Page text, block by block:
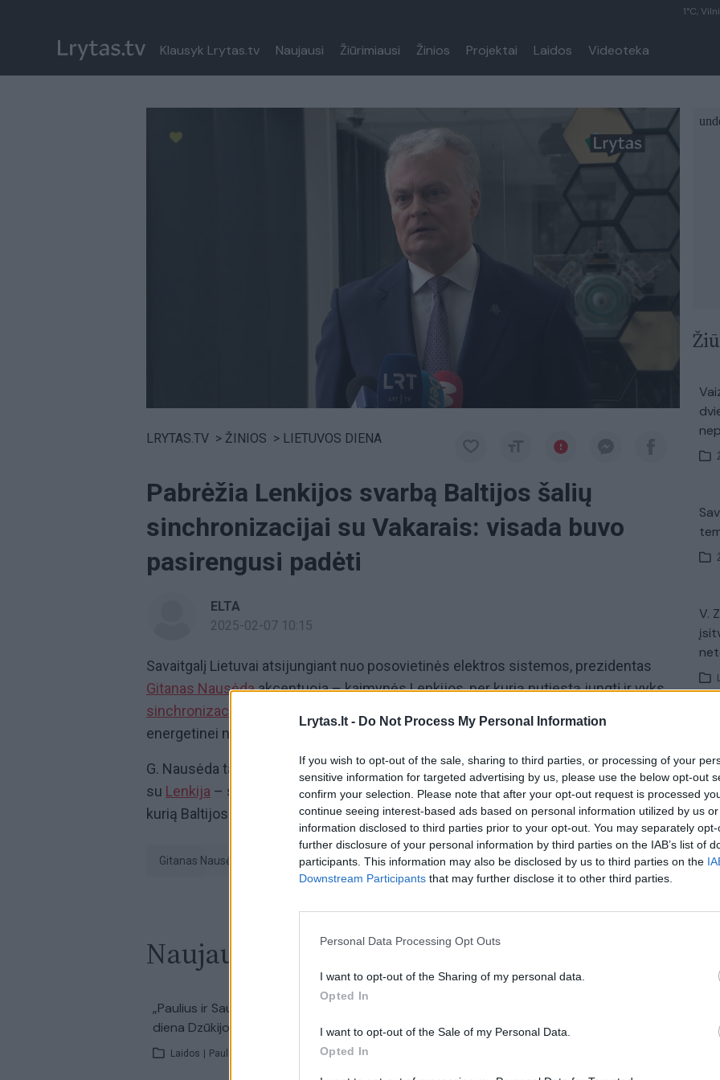
Lrytas.lt - Do Not Process My Personal Information
If you wish to opt-out of the sale, sharing to third parties, or processing of your
sensitive information for targeted advertising by us, please use the below opt-out
confirm your selection. Please note that after your opt-out request is processed
continue seeing interest-based ads based on personal information utilized by us
information disclosed to third parties prior to your opt-out. You may separately
further disclosure of your personal information by third parties on the IAB’s list of
participants. This information may also be disclosed by us to third parties on the
Downstream Participants that may further disclose it to other third parties.
Personal Data Processing Opt Outs
I want to opt-out of the Sharing of my personal data.
Opted In
I want to opt-out of the Sale of my Personal Data.
Opted In
1°C,
Klausyk Lrytas.tv Naujausi Žiūrimiausi Žinios Projektai Laidos Videoteka
LRYTAS.TV > ŽINIOS > LIETUVOS DIENA
Pabrėžia Lenkijos svarbą Baltijos šalių
sinchronizacijai su Vakarais: visada buvo
pasirengusi padėti
ELTA
2025-02-07 10:15
Savaitgalį Lietuvai atsijungiant nuo posovietinės elektros sistemos, prezidentas
Gitanas Nausėdaakcentuoja – kaimynės Lenkijos, per kurią nutiestą jungtį ir vyks
sinchronizacija
energetinei nepriklausomybei užtikrinti.
G. Nausėda taip pat pridūrė, jog itin reikšmingi ir kiti tarptautiniai Lietuvos projektai
su Lenkija – strateginis dujotiekis GIPL, „LitPol Link“ sausumos elektros jungtis, per
kurią Baltijos šalys ir prisijungs prie kontinentinės Europos elektros tinklų.
Gitanas Nausėda Lenkija sinchronizacija BRELL Baltijos šalys
Naujausi įrašai
00:22:15
„Paulius ir Saulius“ – ypatingai karšta
diena Dzūkijos ežere ir aktyvi karšių žūklė
Laidos | Paulius ir Saulius
apėmė pastatus
V.